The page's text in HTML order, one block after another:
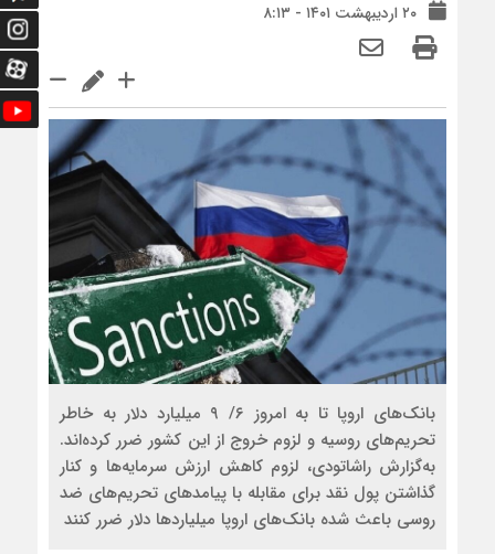
۲۰ اردیبهشت ۱۴۰۱ - ۸:۱۳
بانک‌های اروپا تا به امروز ۶/ ۹ میلیارد دلار به خاطر
تحریم‌های روسیه و لزوم خروج از این کشور ضرر کرده‌اند.
به‌گزارش راشاتودی، لزوم کاهش ارزش سرمایه‌ها و کنار
گذاشتن پول نقد برای مقابله با پیامدهای تحریم‌های ضد
روسی باعث شده بانک‌های اروپا میلیاردها دلار ضرر کنند